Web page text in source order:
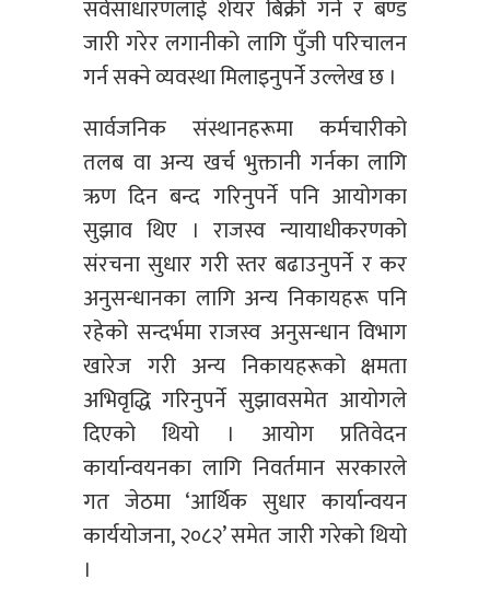
सर्वसाधारणलाई शेयर बिक्री गर्ने र बण्ड
जारी गरेर लगानीको लागि पुँजी परिचालन
गर्न सक्ने व्यवस्था मिलाइनुपर्ने उल्लेख छ ।
सार्वजनिक संस्थानहरूमा कर्मचारीको
तलब वा अन्य खर्च भुक्तानी गर्नका लागि
ऋण दिन बन्द गरिनुपर्ने पनि आयोगका
सुझाव थिए । राजस्व न्यायाधीकरणको
संरचना सुधार गरी स्तर बढाउनुपर्ने र कर
अनुसन्धानका लागि अन्य निकायहरू पनि
रहेको सन्दर्भमा राजस्व अनुसन्धान विभाग
खारेज गरी अन्य निकायहरूको क्षमता
अभिवृद्धि गरिनुपर्ने सुझावसमेत आयोगले
दिएको थियो । आयोग प्रतिवेदन
कार्यान्वयनका लागि निवर्तमान सरकारले
गत जेठमा ‘आर्थिक सुधार कार्यान्वयन
कार्ययोजना, २०८२’ समेत जारी गरेको थियो
।